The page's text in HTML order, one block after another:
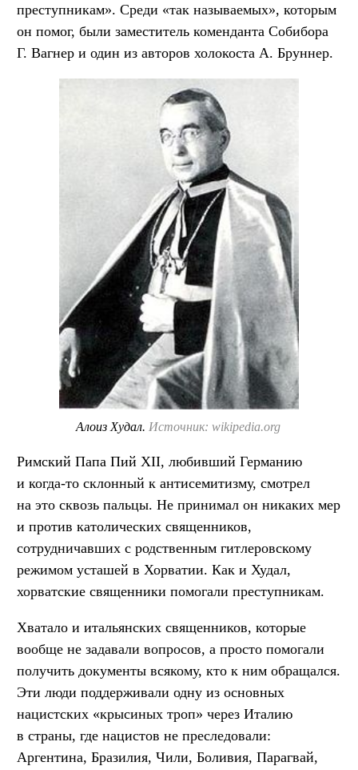
преступникам». Среди «так называемых», которым
он помог, были заместитель коменданта Собибора
Г. Вагнер и один из авторов холокоста А. Бруннер.
Алоиз Худал. Источник: wikipedia.org
Римский Папа Пий XII, любивший Германию
и когда-то склонный к антисемитизму, смотрел
на это сквозь пальцы. Не принимал он никаких мер
и против католических священников,
сотрудничавших с родственным гитлеровскому
режимом усташей в Хорватии. Как и Худал,
хорватские священники помогали преступникам.
Хватало и итальянских священников, которые
вообще не задавали вопросов, а просто помогали
получить документы всякому, кто к ним обращался.
Эти люди поддерживали одну из основных
нацистских «крысиных троп» через Италию
в страны, где нацистов не преследовали:
Аргентина, Бразилия, Чили, Боливия, Парагвай,